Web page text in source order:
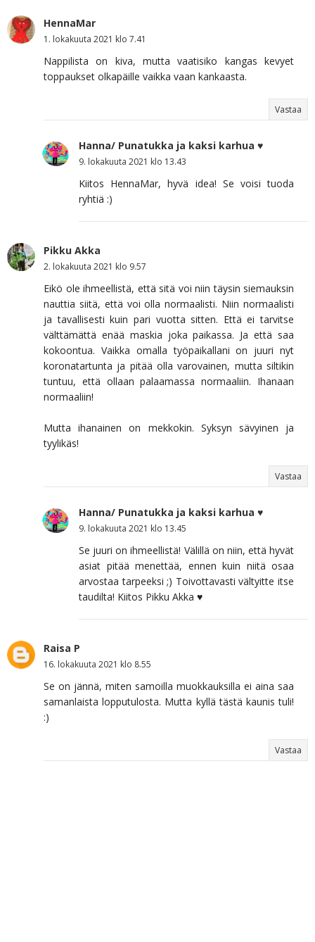
HennaMar
1. lokakuuta 2021 klo 7.41
Nappilista on kiva, mutta vaatisiko kangas kevyet
toppaukset olkapäille vaikka vaan kankaasta.
Vastaa
Hanna/ Punatukka ja kaksi karhua ♥
9. lokakuuta 2021 klo 13.43
Kiitos HennaMar, hyvä idea! Se voisi tuoda
ryhtiä :)
Pikku Akka
2. lokakuuta 2021 klo 9.57
Eikö ole ihmeellistä, että sitä voi niin täysin siemauksin
nauttia siitä, että voi olla normaalisti. Niin normaalisti
ja tavallisesti kuin pari vuotta sitten. Että ei tarvitse
välttämättä enää maskia joka paikassa. Ja että saa
kokoontua. Vaikka omalla työpaikallani on juuri nyt
koronatartunta ja pitää olla varovainen, mutta siltikin
tuntuu, että ollaan palaamassa normaaliin. Ihanaan
normaaliin!
Mutta ihanainen on mekkokin. Syksyn sävyinen ja
tyylikäs!
Vastaa
Hanna/ Punatukka ja kaksi karhua ♥
9. lokakuuta 2021 klo 13.45
Se juuri on ihmeellistä! Välillä on niin, että hyvät
asiat pitää menettää, ennen kuin niitä osaa
arvostaa tarpeeksi ;) Toivottavasti vältyitte itse
taudilta! Kiitos Pikku Akka ♥
Raisa P
16. lokakuuta 2021 klo 8.55
Se on jännä, miten samoilla muokkauksilla ei aina saa
samanlaista lopputulosta. Mutta kyllä tästä kaunis tuli!
:)
Vastaa